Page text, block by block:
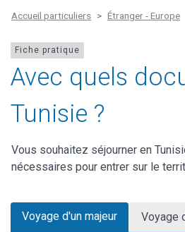
Accueil particuliers Étranger - Europe
Fiche pratique
Avec quels
Tunisie ?
Vous souhaitez séjourner en
nécessaires pour entrer sur le
Voyage d'un majeur Voyage